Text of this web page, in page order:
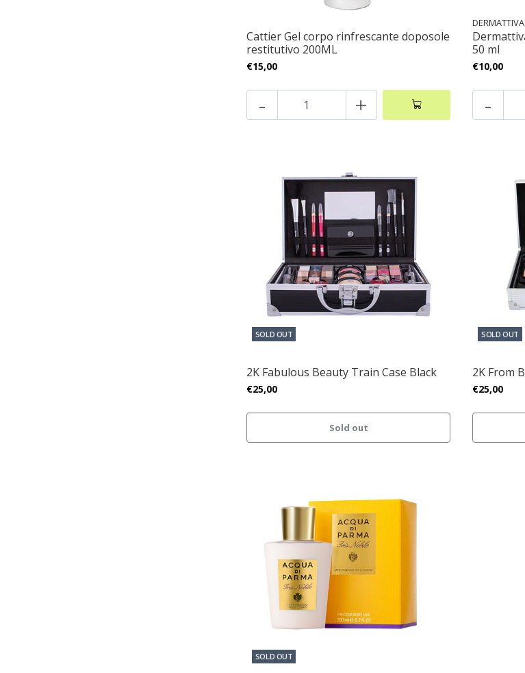
Cattier Gel corpo rinfrescante doposole
restitutivo 200ML
€15,00
- +
DERMATTIVA
50 ml
€10,00
-
SOLD OUT
2K Fabulous Beauty Train Case Black
€25,00
Sold out
SOLD OUT
2K From
€25,00
SOLD OUT